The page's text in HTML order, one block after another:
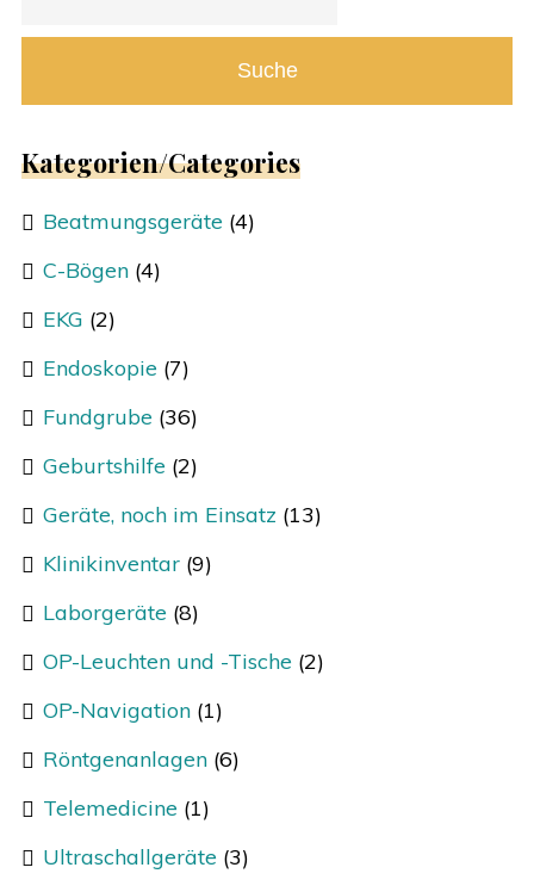
Suche
Kategorien/Categories
Beatmungsgeräte (4)
C-Bögen (4)
EKG (2)
Endoskopie (7)
Fundgrube (36)
Geburtshilfe (2)
Geräte, noch im Einsatz (13)
Klinikinventar (9)
Laborgeräte (8)
OP-Leuchten und -Tische (2)
OP-Navigation (1)
Röntgenanlagen (6)
Telemedicine (1)
Ultraschallgeräte (3)